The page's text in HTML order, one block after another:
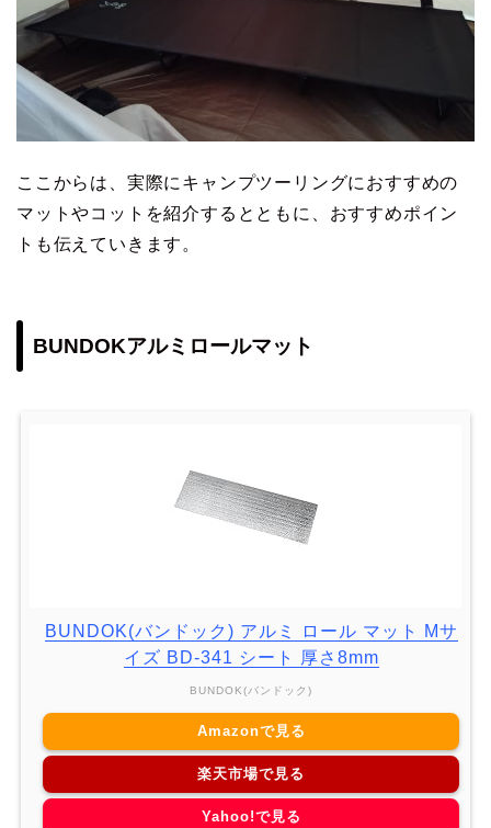
ここからは、実際にキャンプツーリングにおすすめの
マットやコットを紹介するとともに、おすすめポイン
トも伝えていきます。
BUNDOKアルミロールマット
BUNDOK(バンドック) アルミ ロール マット Mサ
イズ BD-341 シート 厚さ8mm
BUNDOK(バンドック)
Amazonで見る
楽天市場で見る
Yahoo!で見る